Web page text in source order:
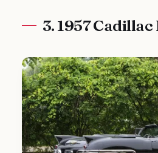
3. 1957